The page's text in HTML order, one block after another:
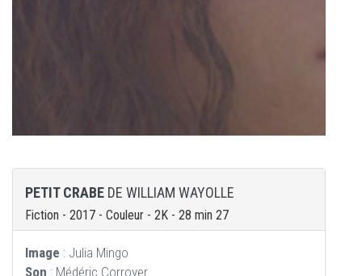
PETIT CRABE DE WILLIAM WAYOLLE
Fiction - 2017 - Couleur - 2K - 28 min 27
Image : Julia Mingo
Son : Médéric Corroyer